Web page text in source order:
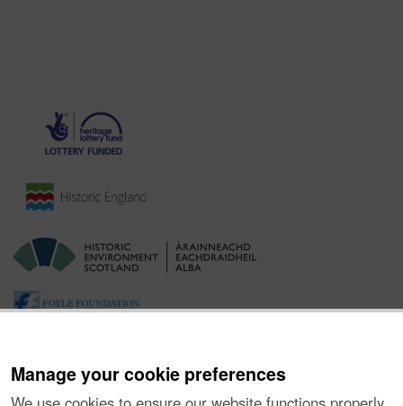
Manage your cookie preferences